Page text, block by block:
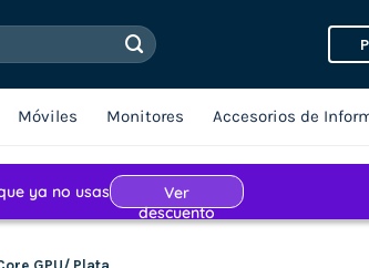
Móviles Monitores Accesorios de